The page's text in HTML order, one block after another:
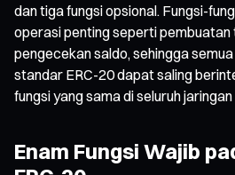
dan tiga fungsi opsional. Fungsi-
operasi penting seperti pembuatan
pengecekan saldo, sehingga
standar ERC-20 dapat saling
fungsi yang sama di seluruh
Enam Fungsi Wajib